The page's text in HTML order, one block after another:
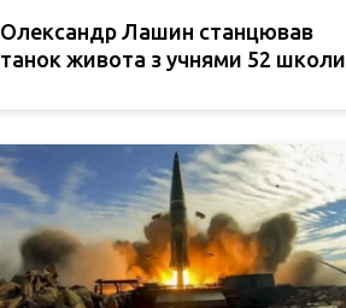
Олександр Лашин станцював
танок живота з учнями 52 школи